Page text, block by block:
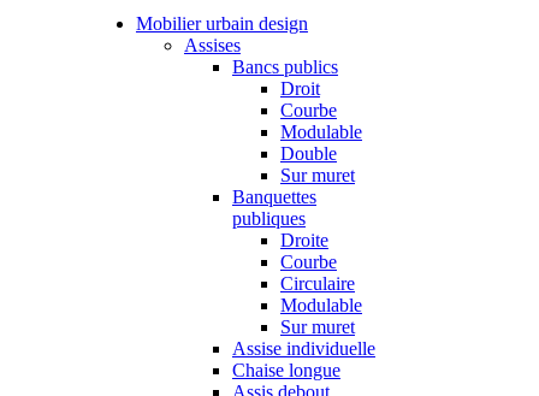
Mobilier urbain design
Assises
Bancs publics
Droit
Courbe
Modulable
Double
Sur muret
Banquettes
publiques
Droite
Courbe
Circulaire
Modulable
Sur muret
Assise individuelle
Chaise longue
Assis debout